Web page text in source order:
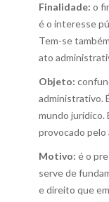
Finalidade: o
é o interesse
Tem-se
ato
Objeto:
administrativo.
mundo jurídico.
provocado pelo
Motivo: é o
serve de
e direito que